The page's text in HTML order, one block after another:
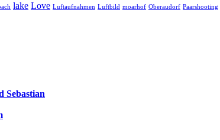
lake Love Luftaufnahmen Luftbild moarhof Oberaudorf Paarshooting
Sebastian